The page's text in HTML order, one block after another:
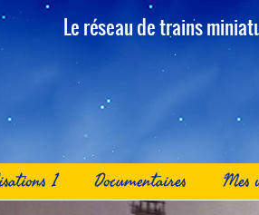
Le réseau de trains
1 Documentaires Mes